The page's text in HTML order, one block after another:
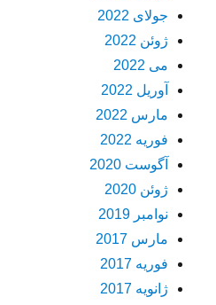
جولای 2022
ژوئن 2022
می 2022
آوریل 2022
مارس 2022
فوریه 2022
آگوست 2020
ژوئن 2020
نوامبر 2019
مارس 2017
فوریه 2017
ژانویه 2017